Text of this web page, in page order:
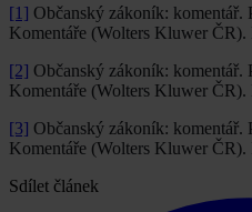
[1] Občanský zákoník:
Komentáře (Wolters Kluwer
[2] Občanský zákoník:
Komentáře (Wolters Kluwer
[3] Občanský zákoník:
Komentáře (Wolters Kluwer
Sdílet článek